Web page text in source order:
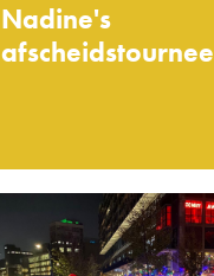
Nadine's
afscheidstournee